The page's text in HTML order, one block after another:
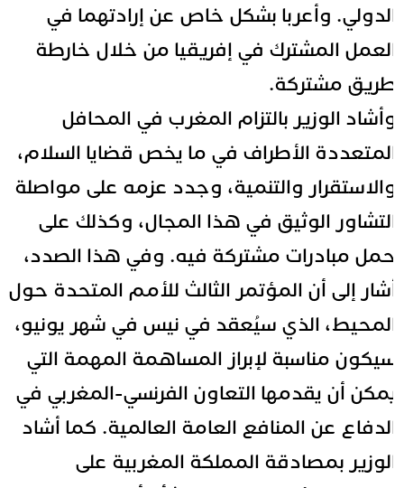
وأعربا بشكل خاص عن إرادتهما في
المشترك في إفريقيا من خلال خارطة
مشتركة.
الوزير بالتزام المغرب في المحافل
الأطراف في ما يخص قضايا السلام،
والتنمية، وجدد عزمه على مواصلة
الوثيق في هذا المجال، وكذلك على
مبادرات مشتركة فيه. وفي هذا الصدد،
إلى أن المؤتمر الثالث للأمم المتحدة حول
الذي سيُعقد في نيس في شهر يونيو،
مناسبة لإبراز المساهمة المهمة التي
أن يقدمها التعاون الفرنسي-المغربي في
عن المنافع العامة العالمية. كما أشاد
بمصادقة المملكة المغربية على